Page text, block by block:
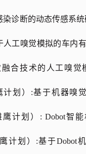
诊断的动态传感系统
工嗅觉模拟的车内
技术的人工嗅觉
划）:基于机器嗅
鹰计划）: Dobot智
计划）:基于Dobot